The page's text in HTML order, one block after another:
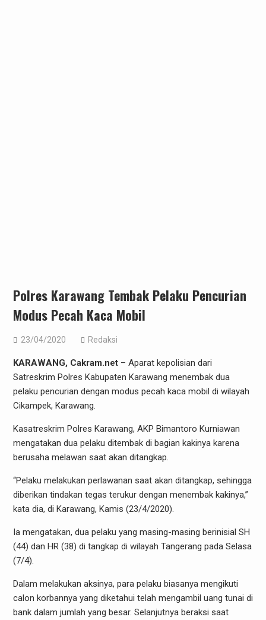
Polres Karawang Tembak Pelaku Pencurian
Modus Pecah Kaca Mobil
23/04/2020 Redaksi
KARAWANG, Cakram.net– Aparat kepolisian dari
Satreskrim Polres Kabupaten Karawang menembak dua
pelaku pencurian dengan modus pecah kaca mobil di wilayah
Cikampek, Karawang.
Kasatreskrim Polres Karawang, AKP Bimantoro Kurniawan
mengatakan dua pelaku ditembak di bagian kakinya karena
berusaha melawan saat akan ditangkap.
“Pelaku melakukan perlawanan saat akan ditangkap, sehingga
diberikan tindakan tegas terukur dengan menembak kakinya,”
kata dia, di Karawang, Kamis (23/4/2020).
Ia mengatakan, dua pelaku yang masing-masing berinisial SH
(44) dan HR (38) di tangkap di wilayah Tangerang pada Selasa
(7/4).
Dalam melakukan aksinya, para pelaku biasanya mengikuti
calon korbannya yang diketahui telah mengambil uang tunai di
bank dalam jumlah yang besar. Selanjutnya beraksi saat